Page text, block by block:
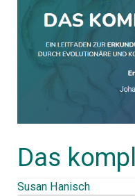
Das
Susan Hanisch